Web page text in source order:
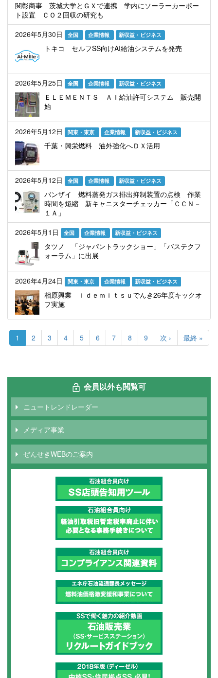
関彰商事 茨城大学とＧＸで連携 学内にソーラーカーポー
ト設置 ＣＯ２回収の研究も
2026年5月30日
全国 企業情報 新収益・ビジネス
トキコ セルフSS向けAI給油システムを発売
2026年5月25日 全国 企業情報 新収益・ビジネス
ＥＬＥＭＥＮＴＳ ＡＩ給油許可システム 販売開
始
2026年5月12日 関東・東京 企業情報 新収益・ビジネス
千葉・興栄燃料 油外強化へＤＸ活用
2026年5月12日 全国 企業情報 新収益・ビジネス
バンザイ 燃料蒸発ガス排出抑制装置の点検 作業
時間を短縮 新キャニスターチェッカー「ＣＣＮ－
１Ａ」
2026年5月1日
全国 企業情報 新収益・ビジネス
タツノ 「ジャパントラックショー」「バステクフ
ォーラム」に出展
2026年4月24日 関東・東京 企業情報 新収益・ビジネス
相原興業 ｉｄｅｍｉｔｓｕでんき26年度キックオ
フ実施
ペ
ジ
カ
レ
ペ
1 Page
2 Page
3 Page
4 Page
5 Page
6 Page
7 Page
8 Page
9
次
ペ
次 ›
最
終
ジ
最終 »
会員以外も閲覧可
ニュートレンドレーダー
メディア事業
ぜんせきWEBのご案内